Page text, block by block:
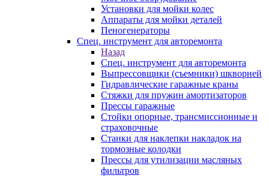
Установки для мойки колес
Аппараты для мойки деталей
Пеногенераторы
Спец. инструмент для авторемонта
Назад
Спец. инструмент для авторемонта
Выпрессовщики (съемники) шкворней
Гидравлические гаражные краны
Стяжки для пружин амортизаторов
Прессы гаражные
Стойки опорные, трансмиссионные и
страховочные
Станки для наклепки накладок на
тормозные колодки
Прессы для утилизации масляных
фильтров